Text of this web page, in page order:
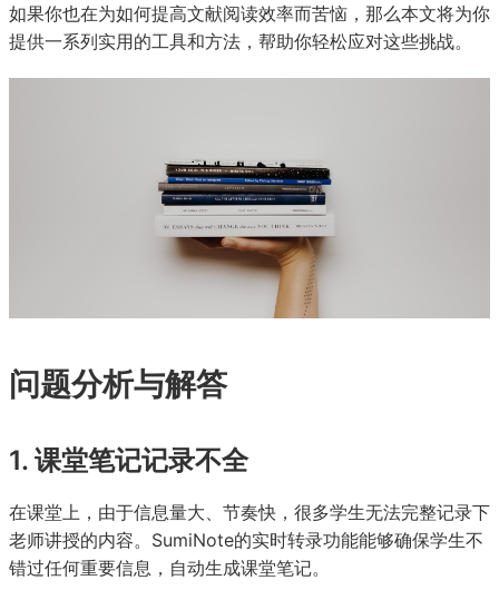
如果你也在为如何提高文献阅读效率而苦恼，那么本文将为你
提供一系列实用的工具和方法，帮助你轻松应对这些挑战。
问题分析与解答
1. 课堂笔记记录不全
在课堂上，由于信息量大、节奏快，很多学生无法完整记录下
老师讲授的内容。SumiNote的实时转录功能能够确保学生不
错过任何重要信息，自动生成课堂笔记。